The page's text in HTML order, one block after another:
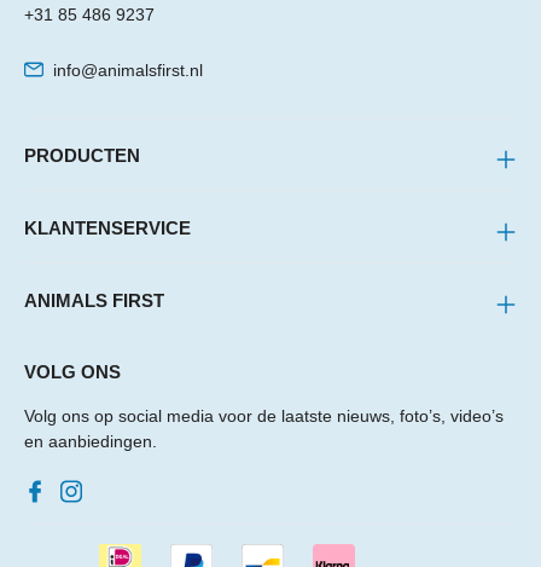
+31 85 486 9237
info@animalsfirst.nl
PRODUCTEN
KLANTENSERVICE
ANIMALS FIRST
VOLG ONS
Volg ons op social media voor de laatste nieuws, foto’s, video’s
en aanbiedingen.